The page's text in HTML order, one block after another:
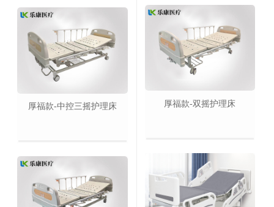
厚福款-中控三摇护理床 厚福款-双摇护理床